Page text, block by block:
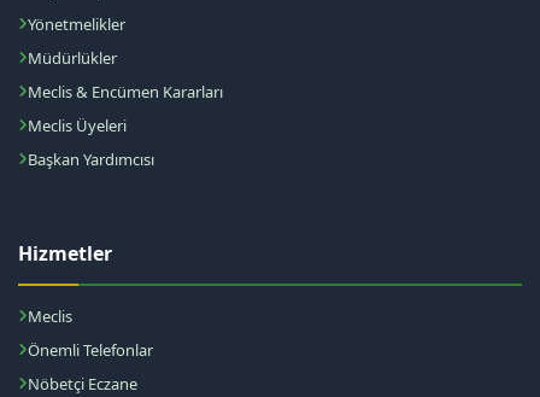
Yönetmelikler
Müdürlükler
Meclis & Encümen Kararları
Meclis Üyeleri
Başkan Yardımcısı
Hizmetler
Meclis
Önemli Telefonlar
Nöbetçi Eczane